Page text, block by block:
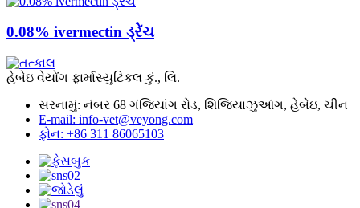
0.08% ivermectin ડ્રેંચ
હેબેઇ વેયોંગ ફાર્માસ્યુટિકલ કું., લિ.
સરનામું: નંબર 68 ગંજિયાંગ રોડ, શિજિયાઝુઆંગ, હેબેઇ, ચીન
E-mail: info-vet@veyong.com
ફોન: +86 311 86065103